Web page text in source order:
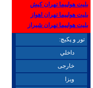
بلیت هواپیما تهران کیش
بلیت هواپیما تهران اهواز
بلیت هواپیما تهران شیراز
تور و پکیچ:
داخلي
خارجی
ويزا